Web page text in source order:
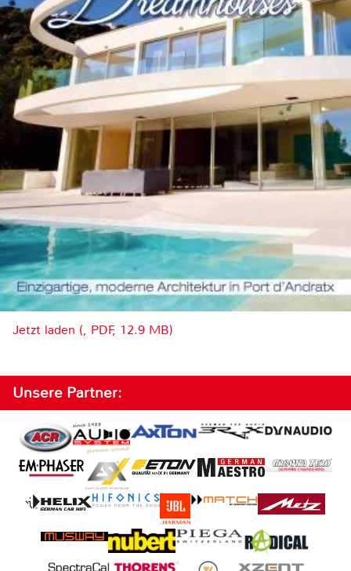
Jetzt laden (, PDF, 12.9 MB)
Unsere Partner: